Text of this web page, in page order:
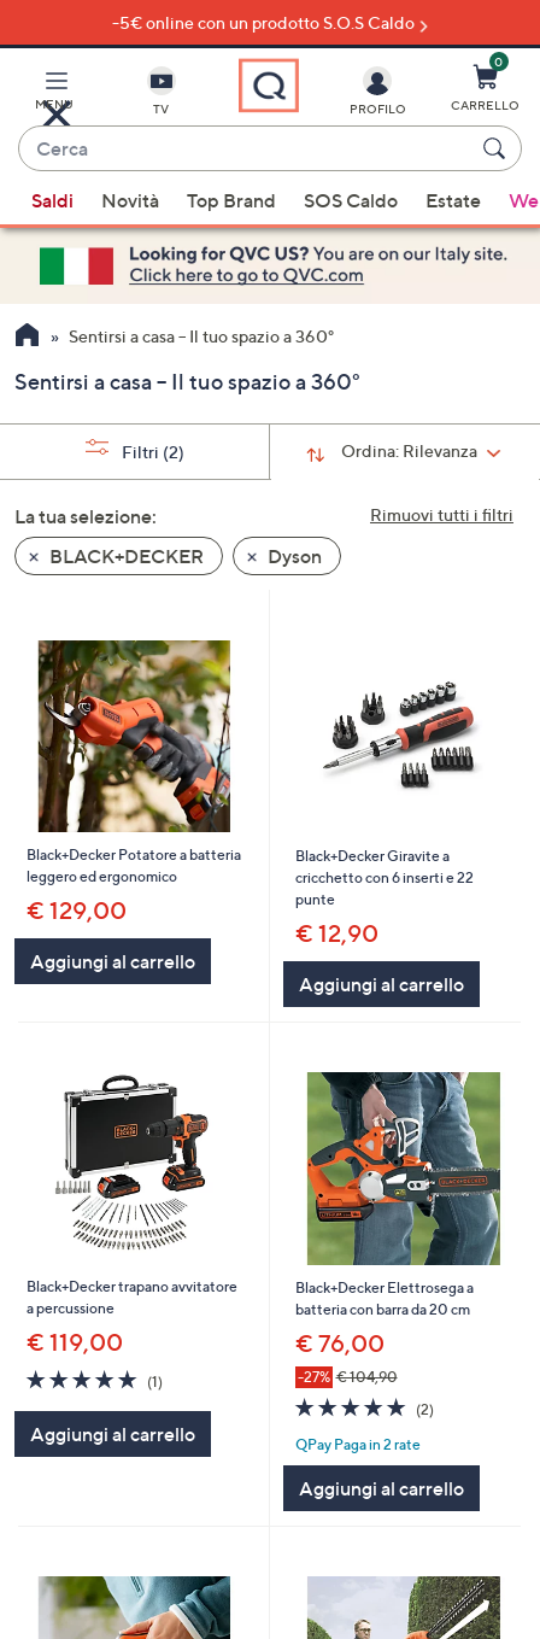
al
principale
-5€ online con un prodotto S.O.S Caldo
MENU TV
Cerca
sono
disponibili
suggerimenti,
usa
i
freccia
su
giù
oppure
scorri
a
destra
sui
dispositivi
touch
per
consultarli.
PROFILO
0
CARRELLO
Saldi Novità Top Brand SOS Caldo Estate
Sentirsi a casa – Il tuo spazio a 360°
Sentirsi a casa – Il tuo spazio a 360°
Ordina: Rilevanza
Filtri (2)
Rimuovi tutti i filtri
La tua selezione:
BLACK+DECKER
Dyson
Black+Decker Potatore a batteria
leggero ed ergonomico
€ 129,00
Aggiungi al carrello
Black+Decker Giravite a
cricchetto con 6 inserti e 22
punte
€ 12,90
Aggiungi al carrello
Black+Decker trapano avvitatore
a percussione
€ 119,00
5.0
of
Stars
(1)1
Aggiungi al carrello
Black+Decker Elettrosega a
batteria con barra da 20 cm
€ 76,00
-27% € 104,90
5.0
of
5
Stars
(2)2
QPay Paga in 2 rate
Aggiungi al carrello